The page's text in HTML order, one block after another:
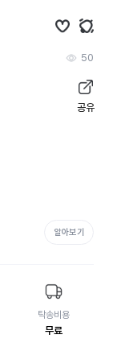
50
공유
알아보기
탁송비용
무료